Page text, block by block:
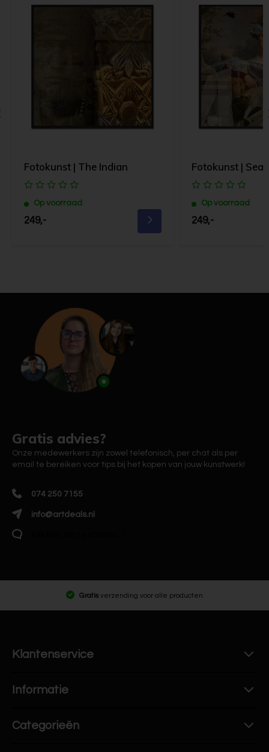
Fotokunst | The Indian
Op voorraad
249,-
Fotokunst |
Op voorraad
249,-
Gratis advies?
Onze medewerkers zijn zowel telefonisch, per chat als per
email te bereiken voor tips bij het kopen van jouw kunstwerk!
074 250 7155
info@artdeals.nl
Gratis verzending voor alle producten
Klantenservice
Informatie
Categorieën